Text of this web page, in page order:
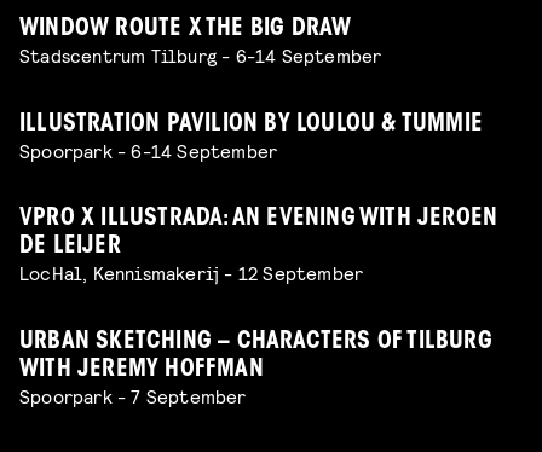
WINDOW ROUTE X THE BIG DRAW
Stadscentrum Tilburg - 6-14 September
ILLUSTRATION PAVILION BY LOULOU & TUMMIE
Spoorpark - 6-14 September
VPRO X ILLUSTRADA: AN EVENING WITH JEROEN
DE LEIJER
LocHal, Kennismakerij - 12 September
URBAN SKETCHING – CHARACTERS OF TILBURG
WITH JEREMY HOFFMAN
Spoorpark - 7 September